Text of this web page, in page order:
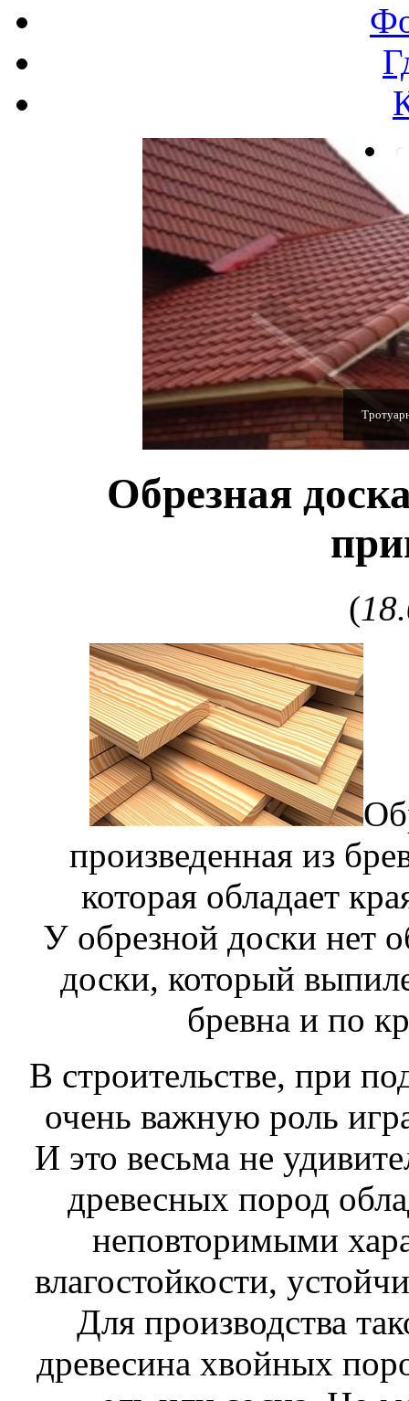
Обрезная
(
произведенная из
которая обладает
У обрезной доски нет
доски, который
бревна и по
В строительстве, при
очень важную роль
И это весьма не
древесных пород
неповторимыми
влагостойкости,
Для производства
древесина хвойных